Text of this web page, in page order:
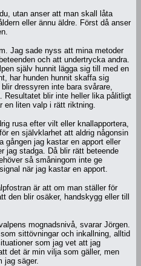
utan anser att man skall låta
eller ännu äldre. Först då anser
Jag sade nyss att mina metoder
och att undertrycka andra.
själv hunnit lägga sig till med en
har hunden hunnit skaffa sig
dressyren inte bara svårare,
Resultatet blir inte heller lika pålitligt
en liten valp i rätt riktning.
rusa efter vilt eller knallapportera,
en självklarhet att aldrig någonsin
gången jag kastar en apport eller
jag stadga. Då blir rätt beteende
så småningom inte ge
när jag kastar en apport.
är att om man ställer för
den blir osäker, handskygg eller till
mognadsnivå, svarar Jörgen.
sittövningar och inkallning, alltid
som jag vet att jag
det är min vilja som gäller, men
jag säger.